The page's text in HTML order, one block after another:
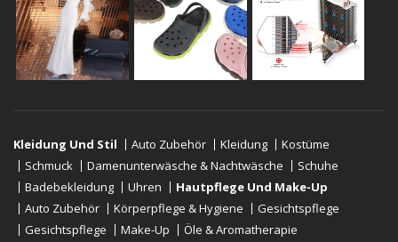
Kleidung Und Stil Auto Zubehör Kleidung
Kostüme
Schmuck
Damenunterwäsche & Nachtwäsche
Schuhe
Badebekleidung
Uhren
Hautpflege Und Make-Up
Auto Zubehör
Körperpflege & Hygiene
Gesichtspflege
Gesichtspflege
Make-Up
Öle & Aromatherapie